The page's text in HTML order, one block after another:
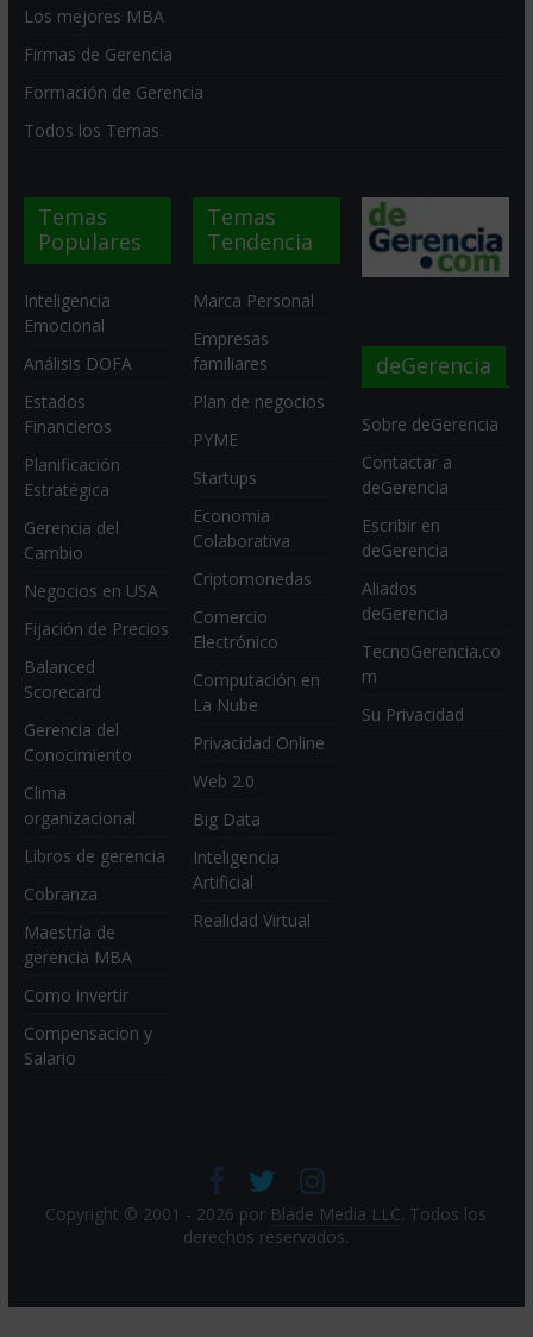
Los mejores MBA
Firmas de Gerencia
Formación de Gerencia
Todos los Temas
Temas
Populares
Inteligencia
Emocional
Análisis DOFA
Estados
Financieros
Planificación
Estratégica
Gerencia del
Cambio
Negocios en USA
Fijación de Precios
Balanced
Scorecard
Gerencia del
Conocimiento
Clima
organizacional
Libros de gerencia
Cobranza
Maestría de
gerencia MBA
Como invertir
Compensacion y
Salario
Temas
Tendencia
Marca Personal
Empresas
familiares
Plan de negocios
PYME
Startups
Economia
Colaborativa
Criptomonedas
Comercio
Electrónico
Computación en
La Nube
Privacidad Online
Web 2.0
Big Data
Inteligencia
Artificial
Realidad Virtual
deGerencia
Sobre deGerencia
Contactar a
deGerencia
Escribir en
deGerencia
Aliados
deGerencia
TecnoGerencia.co
m
Su Privacidad
Copyright © 2001 - 2026 por Blade Media LLC. Todos los
derechos reservados.